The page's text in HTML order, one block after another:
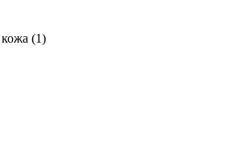
кожа (1)